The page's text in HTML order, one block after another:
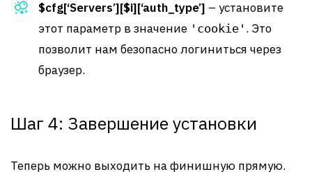
$cfg[‘Servers’][$i][‘auth_type’] – установите
этот параметр в значение 'cookie' . Это
позволит нам безопасно логиниться через
браузер.
Шаг 4: Завершение установки
Теперь можно выходить на финишную прямую.